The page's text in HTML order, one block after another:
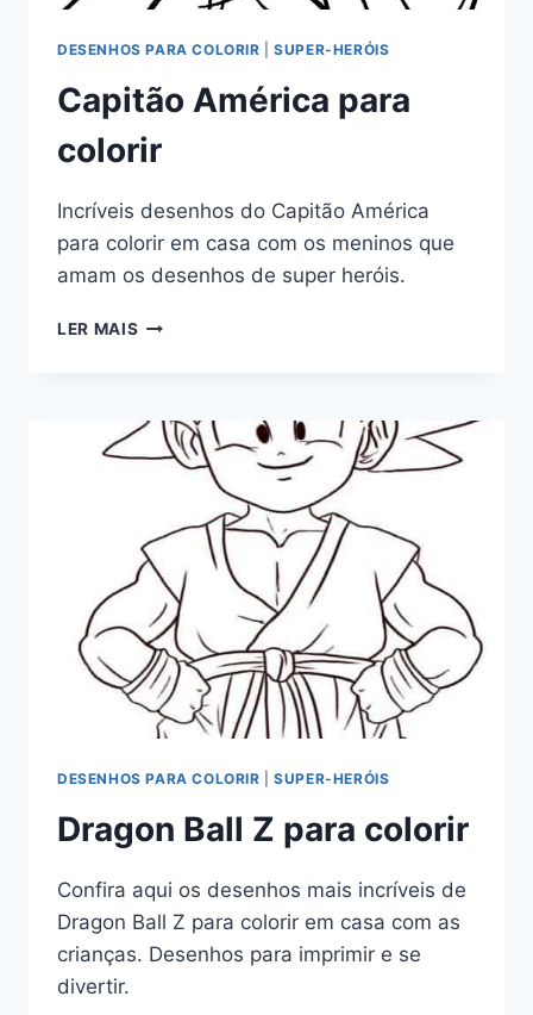
DESENHOS PARA COLORIR |SUPER-HERÓIS
Capitão América para
colorir
Incríveis desenhos do Capitão América
para colorir em casa com os meninos que
amam os desenhos de super heróis.
LER MAIS CAPITÃO
DESENHOS PARA COLORIR |SUPER-HERÓIS
Dragon Ball Z para colorir
Confira aqui os desenhos mais incríveis de
Dragon Ball Z para colorir em casa com as
crianças. Desenhos para imprimir e se
divertir.